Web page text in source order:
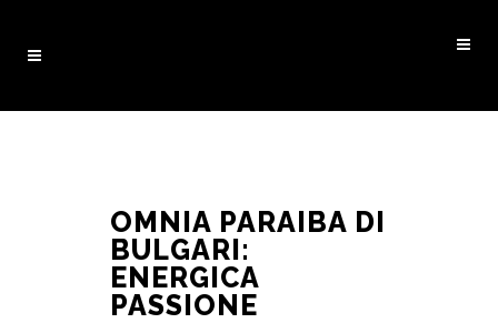
OMNIA PARAIBA DI
BULGARI:
ENERGICA
PASSIONE